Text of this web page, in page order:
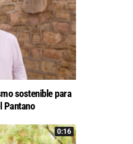
sostenible para
Pantano
0:16